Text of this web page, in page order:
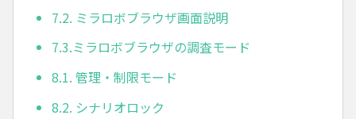
7.2. ミラロボブラウザ画面説明
7.3.ミラロボブラウザの調査モード
8.1. 管理・制限モード
8.2. シナリオロック